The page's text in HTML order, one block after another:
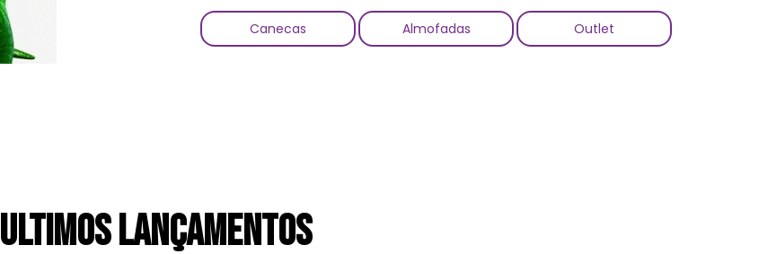
Canecas Almofadas Outlet
ULTIMOS LANÇAMENTOS